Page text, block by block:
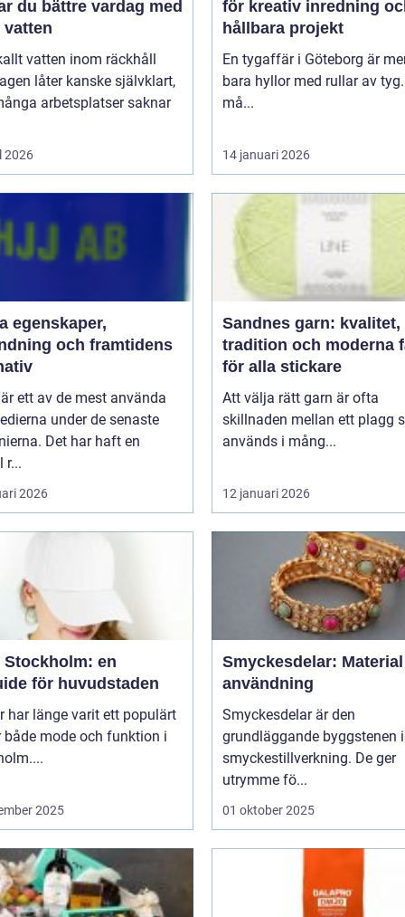
du bättre vardag med
vatten inom räckhåll
låter kanske självklart,
arbetsplatser saknar
2026
för kreativ inredning
hållbara projekt
En tygaffär i Göteborg är
bara hyllor med rullar av
må...
14 januari 2026
och framtidens
ett av de mest använda
under de senaste
Det har haft en
r...
2026
Sandnes garn: kvalitet,
tradition och moderna
för alla stickare
Att välja rätt garn är ofta
skillnaden mellan ett plagg
används i mång...
12 januari 2026
Stockholm: en
för huvudstaden
har länge varit ett populärt
både mode och funktion i
2025
Smyckesdelar:
användning
Smyckesdelar är den
grundläggande byggstenen i
smyckestillverkning. De ger
utrymme fö...
01 oktober 2025